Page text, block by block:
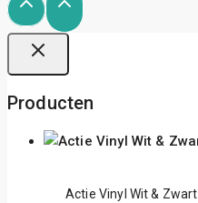
Producten
Actie Vinyl Wit & Zwart